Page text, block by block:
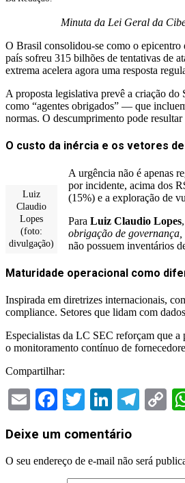
Minuta da Lei Geral da
O Brasil consolidou-se como o epicentro
país sofreu 315 bilhões de tentativas de
extrema acelera agora uma resposta
A proposta legislativa prevê a criação do
como “agentes obrigados” — que
normas. O descumprimento pode
O custo da inércia e os vetores
Luiz
Claudio
Lopes
(foto:
divulgação)
A urgência não é apenas
por incidente, acima dos
(15%) e a exploração de
Para Luiz Claudio Lopes
obrigação de governança,
não possuem inventários
Maturidade operacional como
Inspirada em diretrizes internacionais,
compliance. Setores que lidam com
Especialistas da LC SEC reforçam que a
o monitoramento contínuo de
Compartilhar:
EmailFacebook
Twitter
2026-
06-
03
Deixe um comentário
O seu endereço de e-mail não será